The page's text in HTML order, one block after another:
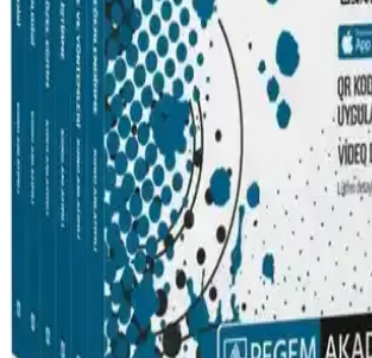
Yargı Yayınevi 2020 KPSS
Çözümlü Soru Kitabı
Yargı Yayınevi'nin 2020 KPSS coğrafya kitabı,
sorular ve kapsamlı konu anlatımıyla sınava
kaynaktır. Taşınabilir boyutu ve güncel içerik
Pegem Akademi 2024 KPSS Eğitim
Bankası Güncel İçerik ve Özellikler
Pegem Akademi'nin 2024 KPSS Eğitim
güncel içerik, video çözümler ve yapay zeka
sınava hazırlıkta öne çıkıyor. Kapsamlı ve pratik
artırmayı hedefliyor.